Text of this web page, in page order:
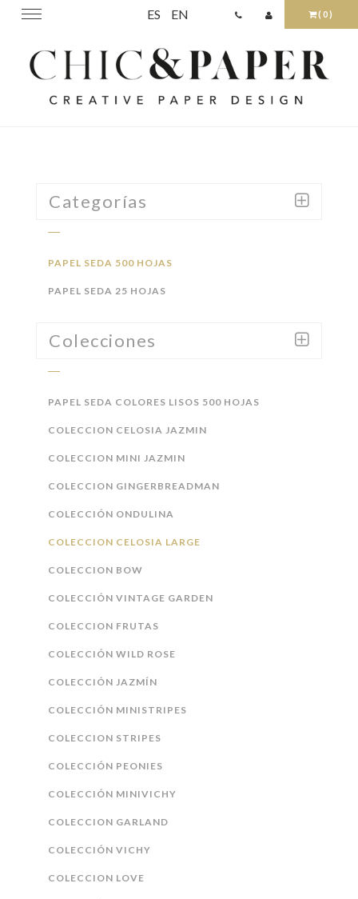
(0)
ES EN
Toggle
Categorías
PAPEL SEDA 500 HOJAS
PAPEL SEDA 25 HOJAS
Colecciones
PAPEL SEDA COLORES LISOS 500 HOJAS
COLECCION CELOSIA JAZMIN
COLECCION MINI JAZMIN
COLECCION GINGERBREADMAN
COLECCIÓN ONDULINA
COLECCION CELOSIA LARGE
COLECCION BOW
COLECCIÓN VINTAGE GARDEN
COLECCION FRUTAS
COLECCIÓN WILD ROSE
COLECCIÓN JAZMÍN
COLECCIÓN MINISTRIPES
COLECCION STRIPES
COLECCIÓN PEONIES
COLECCIÓN MINIVICHY
COLECCION GARLAND
COLECCIÓN VICHY
COLECCION LOVE